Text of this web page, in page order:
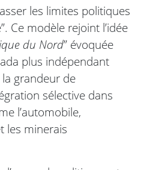
les limites politiques
Ce modèle rejoint l’idée
du Nord” évoquée
plus indépendant
grandeur de
sélective dans
l’automobile,
les minerais